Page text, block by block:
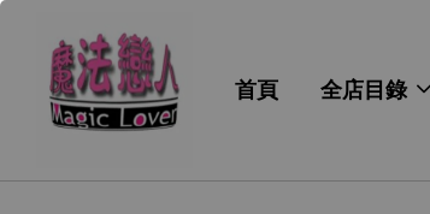
首頁 全店目錄